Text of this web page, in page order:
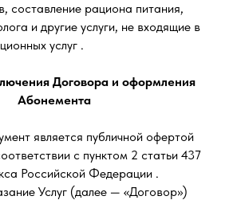
составление рациона питания,
и другие услуги, не входящие в
услуг .
Договора и оформления
Абонемента
является публичной офертой
с пунктом 2 статьи 437
Российской Федерации .
Услуг (далее — «Договор»)